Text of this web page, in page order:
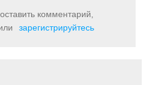
комментарий,
зарегистрируйтесь